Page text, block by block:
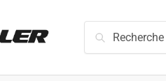
pour :
Recherche